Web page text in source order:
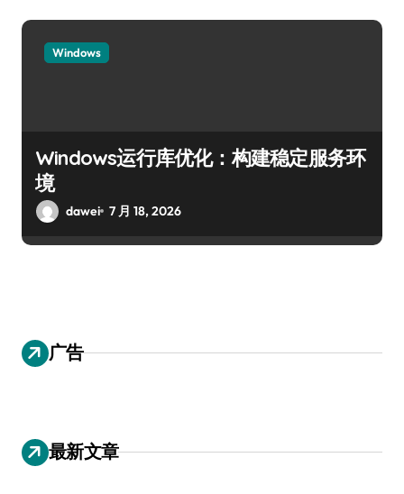
Windows
Windows运行库优化：构建稳定服务环
境
dawei 7 月 18, 2026
广告
最新文章